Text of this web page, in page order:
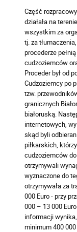
Część
działała na
wszystkim za
tj. za
procederze
cudzoziemców
Proceder był od
Cudzoziemcy po
tzw.
granicznych
białoruską.
internetowych,
skąd byli
piłkarskich,
cudzoziemców
otrzymywali
wyznaczone do
otrzymywała za
000 Euro - przy
000 – 13 000
informacji
minimum 400 000